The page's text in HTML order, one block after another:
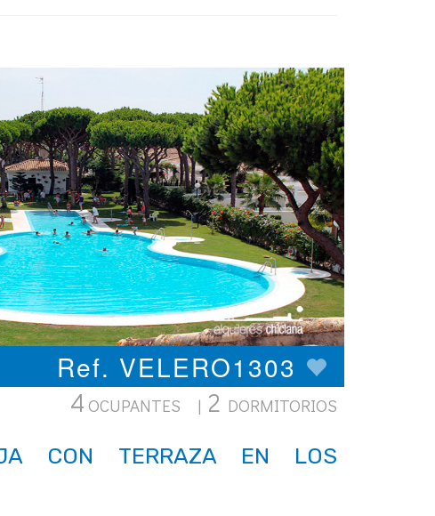
Ref. VELERO1303
4 OCUPANTES | 2 DORMITORIOS
CON TERRAZA EN LOS